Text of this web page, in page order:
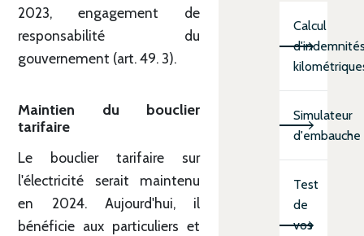
2023, engagement de
responsabilité du
gouvernement (art. 49. 3).
Maintien du bouclier
tarifaire
Le bouclier tarifaire sur
l'électricité serait maintenu
en 2024. Aujourd'hui, il
bénéficie aux particuliers et
Calcul
Simulateur
d'embauche
Test
de
vos